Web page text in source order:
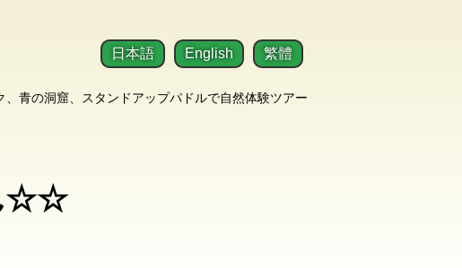
青の洞窟、スタンドアップパドルで自然体験ツアー
日本語 English 繁體
☆☆